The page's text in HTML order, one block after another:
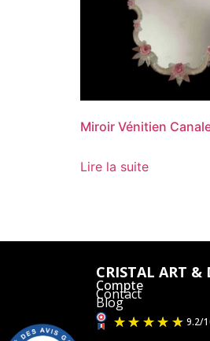
Miroir Vénitien
Lire la suite
CRISTAL ART &
Compte
Contact
Blog